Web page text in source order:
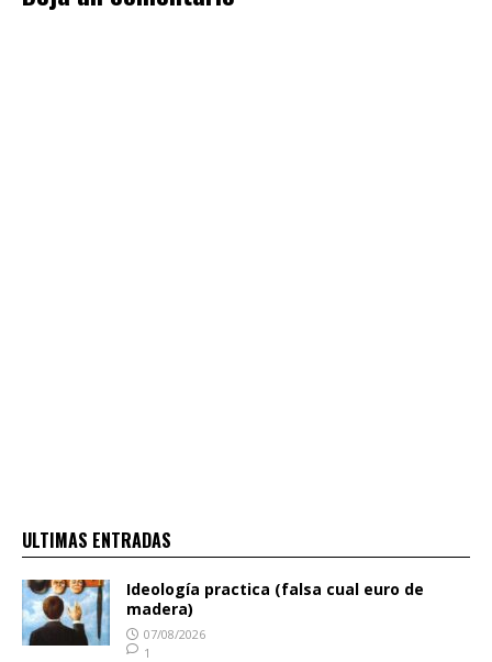
ULTIMAS ENTRADAS
Ideología practica (falsa cual euro de
madera)
07/08/2026
1